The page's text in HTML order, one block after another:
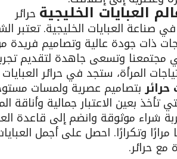
حرائر
لديها خبرة أكثر من 25 عامًا في صناعة العبايات الخليجية.
ذات جودة عالية وتصاميم فريدة
مجتمعنا وتسعى جاهدة لتقديم
المرأة، ستجد في حرائر العبايات
حرائربتصاميم عصرية ولمسات
بعين الاعتبار جمالية وأناقة
شراء موثوقة وانضم إلى قاعدة
وتكرارًا. احصل على أجمل
مع حرائر.